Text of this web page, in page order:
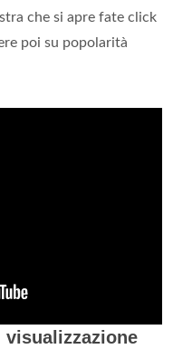
che si apre fate click
poi su popolarità
visualizzazione